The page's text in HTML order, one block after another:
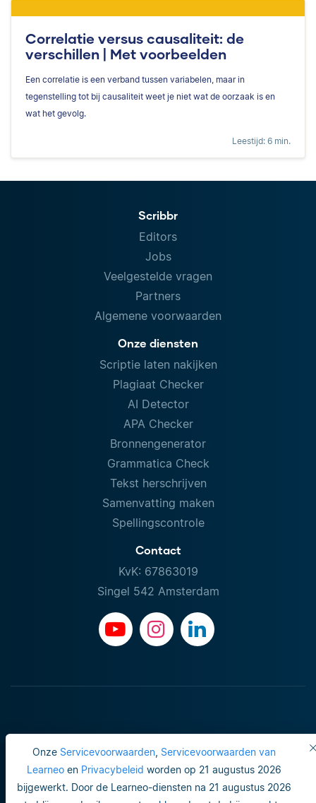
Onze Servicevoorwaarden, Servicevoorwaarden van
Learneoen Privacybeleid worden op 21 augustus 2026
bijgewerkt. Door de Learneo-diensten na 21 augustus 2026
Correlatie versus causaliteit: de
verschillen | Met voorbeelden
Een correlatie is een verband tussen variabelen, maar in
tegenstelling tot bij causaliteit weet je niet wat de oorzaak is en
wat het gevolg.
Leestijd: 6 min.
Scribbr
Editors
Jobs
Veelgestelde vragen
Partners
Algemene voorwaarden
Onze diensten
Scriptie laten nakijken
Plagiaat Checker
AI Detector
APA Checker
Bronnengenerator
Grammatica Check
Tekst herschrijven
Samenvatting maken
Spellingscontrole
Contact
KvK: 67863019
Singel 542 Amsterdam